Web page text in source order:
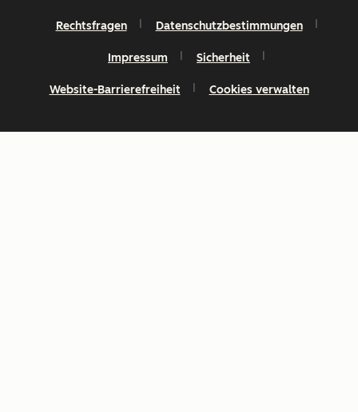
Rechtsfragen Datenschutzbestimmungen
Impressum Sicherheit
Website-Barrierefreiheit Cookies verwalten